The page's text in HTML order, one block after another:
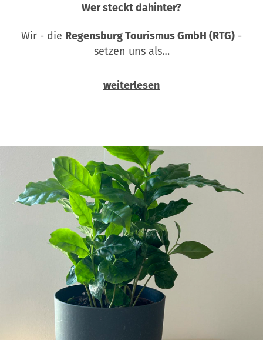
Wer steckt dahinter?
Wir - die Regensburg Tourismus GmbH (RTG) -
setzen uns als…
weiterlesen